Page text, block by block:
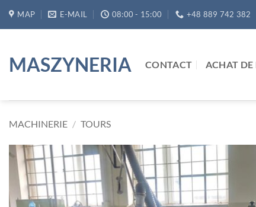
MAP E-MAIL 08:00 - 15:00 +48 889 742 382
MASZYNERIA CONTACT ACHAT
MACHINERIE / TOURS